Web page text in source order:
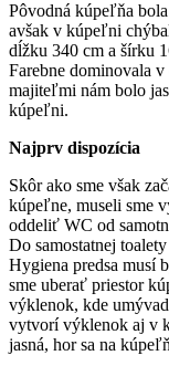
Pôvodná kúpeľňa
avšak v kúpeľni
dĺžku 340 cm a šírku
Farebne dominovala
majiteľmi nám bolo
kúpeľni.
Najprv dispozícia
Skôr ako sme však
kúpeľne, museli sme
oddeliť WC od
Do samostatnej
Hygiena predsa musí
sme uberať priestor
výklenok, kde
vytvorí výklenok aj v
jasná, hor sa na